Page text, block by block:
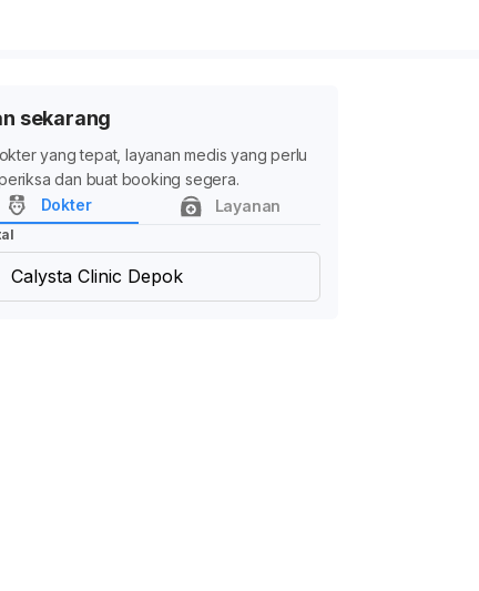
sekarang
yang tepat, layanan medis yang perlu
dan buat booking segera.
Dokter
Layanan